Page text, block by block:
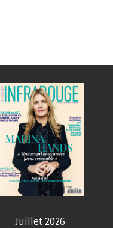
Juillet 2026